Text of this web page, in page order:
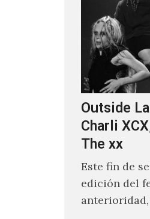
Outside
Charli
The xx
Este fin de
edición del